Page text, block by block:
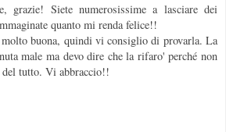
grazie! Siete numerosissime a lasciare dei
quanto mi renda felice!!
molto buona, quindi vi consiglio di provarla. La
male ma devo dire che la rifaro' perché non
tutto. Vi abbraccio!!